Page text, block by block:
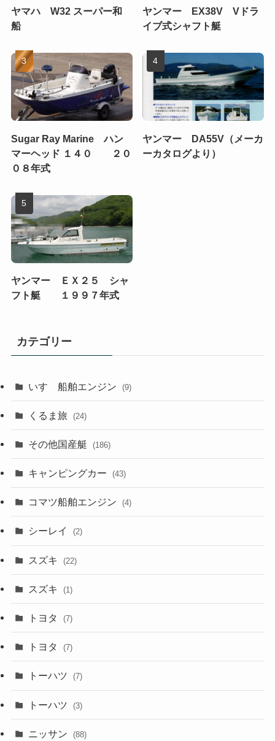
ヤマハ W32 スーパー和
船
ヤンマー EX38V Vドラ
イブ式シャフト艇
Sugar Ray Marine ハン
マーヘッド １４０ ２０
０８年式
ヤンマー DA55V（メーカ
ーカタログより）
ヤンマー ＥＸ２５ シャ
フト艇 １９９７年式
カテゴリー
いすゞ船舶エンジン (9)
くるま旅 (24)
その他国産艇 (186)
キャンピングカー (43)
コマツ船舶エンジン (4)
シーレイ (2)
スズキ (22)
スズキ (1)
トヨタ (7)
トヨタ (7)
トーハツ (7)
トーハツ (3)
ニッサン (88)